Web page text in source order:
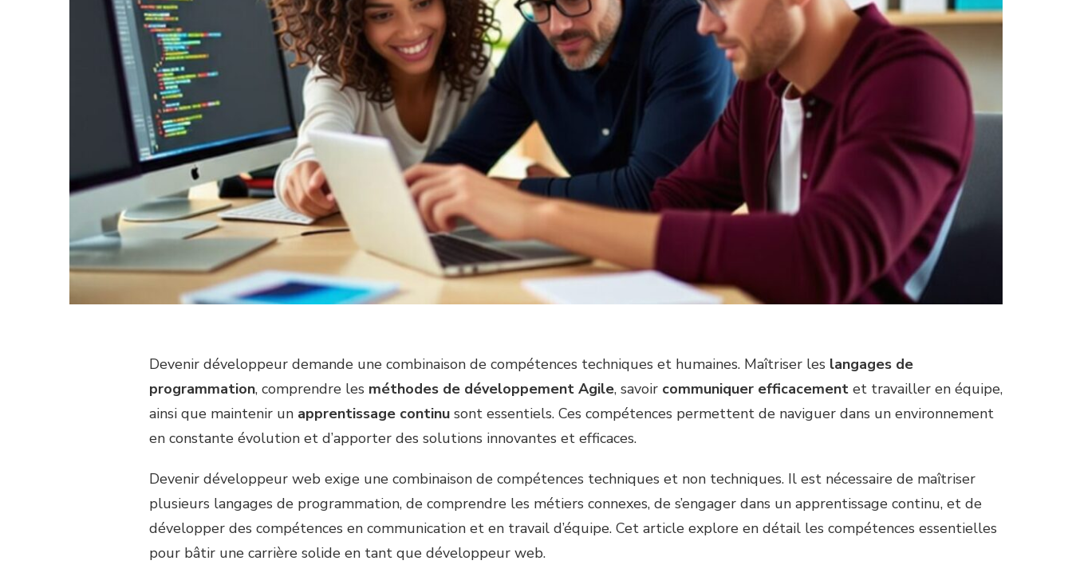
Devenir développeur demande une combinaison de compétences techniques et humaines. Maîtriser les langages de
programmation, comprendre les méthodes de développement Agile, savoir communiquer efficacement et travailler en équipe,
ainsi que maintenir un apprentissage continu sont essentiels. Ces compétences permettent de naviguer dans un environnement
en constante évolution et d’apporter des solutions innovantes et efficaces.
Devenir développeur web exige une combinaison de compétences techniques et non techniques. Il est nécessaire de maîtriser
plusieurs langages de programmation, de comprendre les métiers connexes, de s’engager dans un apprentissage continu, et de
développer des compétences en communication et en travail d’équipe. Cet article explore en détail les compétences essentielles
pour bâtir une carrière solide en tant que développeur web.